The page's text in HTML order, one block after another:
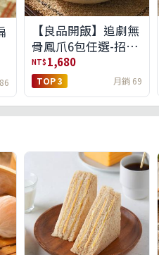
【良品開飯】追劇無
骨鳳爪6包任選-招牌
原味/濃濃蒜香/過癮
麻辣(免運組)
NT$ 1,680
TOP 3 月銷 69